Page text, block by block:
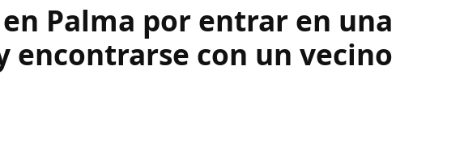
Palma por entrar en una
encontrarse con un vecino